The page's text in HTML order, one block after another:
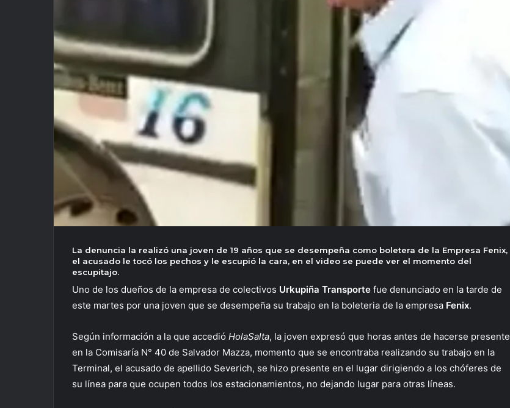
La denuncia la realizó una joven de 19 años que se desempeña como boletera de la Empresa Fenix,
el acusado le tocó los pechos y le escupió la cara, en el video se puede ver el momento del
escupitajo.
Uno de los dueños de la empresa de colectivos Urkupiña Transporte fue denunciado en la tarde de
este martes por una joven que se desempeña su trabajo en la boleteria de la empresa Fenix.
Según información a la que accedió HolaSalta, la joven expresó que horas antes de hacerse presente
en la Comisaría N° 40 de Salvador Mazza, momento que se encontraba realizando su trabajo en la
Terminal, el acusado de apellido Severich, se hizo presente en el lugar dirigiendo a los chóferes de
su línea para que ocupen todos los estacionamientos, no dejando lugar para otras líneas.